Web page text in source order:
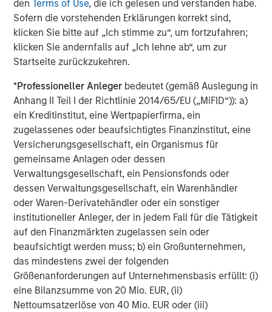
den Terms of Use, die ich gelesen und verstanden habe.
Sofern die vorstehenden Erklärungen korrekt sind,
klicken Sie bitte auf „Ich stimme zu“, um fortzufahren;
klicken Sie andernfalls auf „Ich lehne ab“, um zur
Startseite zurückzukehren.
*Professioneller Anleger bedeutet (gemäß Auslegung in
Anhang II Teil I der Richtlinie 2014/65/EU („MiFID“)): a)
ein Kreditinstitut, eine Wertpapierfirma, ein
zugelassenes oder beaufsichtigtes Finanzinstitut, eine
Versicherungsgesellschaft, ein Organismus für
gemeinsame Anlagen oder dessen
Verwaltungsgesellschaft, ein Pensionsfonds oder
dessen Verwaltungsgesellschaft, ein Warenhändler
oder Waren-Derivatehändler oder ein sonstiger
institutioneller Anleger, der in jedem Fall für die Tätigkeit
auf den Finanzmärkten zugelassen sein oder
beaufsichtigt werden muss; b) ein Großunternehmen,
das mindestens zwei der folgenden
Größenanforderungen auf Unternehmensbasis erfüllt: (i)
eine Bilanzsumme von 20 Mio. EUR, (ii)
Nettoumsatzerlöse von 40 Mio. EUR oder (iii)
billion in assets under management or supervision as of
June 30, 2017. Morgan Stanley Investment Management
strives to provide outstanding long-term investment
performance, service and a comprehensive suite of
investment management solutions to a diverse client
corporations and individuals worldwide. For further
information about Morgan Stanley Investment
Management, please visitwww.morganstanley.com/im
About Morgan Stanley
Morgan Stanley (NYSE: MS) is a leading global financial
services firm providing investment banking, securities,
wealth management and investment management
services. With offices in more than 42 countries, the
Firm's employees serve clients worldwide including
corporations, governments, institutions and individuals.
For more information about Morgan Stanley, please
visithttp://www.morganstanley.com/ .